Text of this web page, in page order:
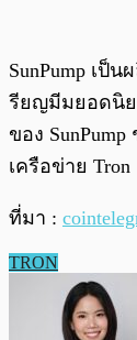
SunPump เป็
รียญมีมยอดนิย
ของ
เครือข่าย Tron
ที่มา :
TRON